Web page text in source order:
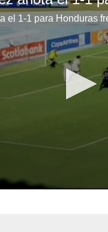
el 1-1 para Honduras